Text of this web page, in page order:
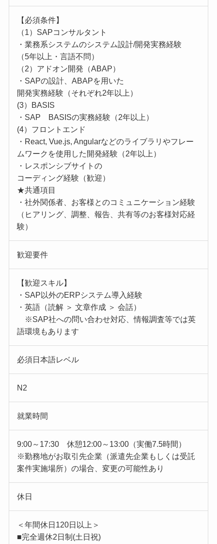
【必須条件】
（1）SAPコンサルタント
・業務系システムのシステム設計/開発実務経験
（5年以上・言語不問）
（2）アドオン開発（ABAP）
・SAPの設計、ABAPを用いた
開発実務経験（それぞれ2年以上）
(3）BASIS
・SAP BASISの実務経験（2年以上）
(4）フロントエンド
・React, Vue.js, Angularなどのライブラリやフレー
ムワークを使用した開発経験（2年以上）
・レスポンシブサイトの
コーディング経験（歓迎）
★共通項目
・社外関係者、お客様とのコミュニケーション経験
（ヒアリング、調整、報告、共有等のお客様対応経
験）
歓迎要件
【歓迎スキル】
・SAP以外のERPシステム導入経験
・英語（読解 ＞ 文章作成 ＞ 会話）
※SAP社への問い合わせ対応、情報調査等では英
語環境もあります
必須日本語レベル
N2
就業時間
9:00～17:30 休憩12:00～13:00（実働7.5時間）
※勤務地がお取引先企業（派遣先企業もしくは受託
案件実施場所）の場合、変更の可能性あり
休日
＜年間休日120日以上＞
■完全週休2日制(土日祝)